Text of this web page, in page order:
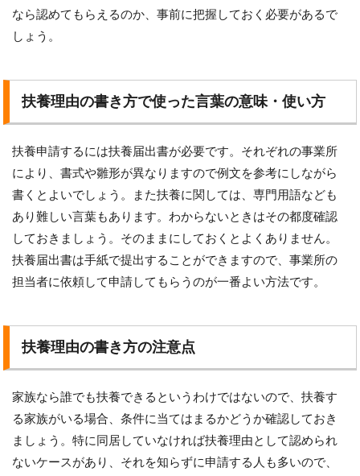
なら認めてもらえるのか、事前に把握しておく必要があるで
しょう。
扶養理由の書き方で使った言葉の意味・使い方
扶養申請するには扶養届出書が必要です。それぞれの事業所
により、書式や雛形が異なりますので例文を参考にしながら
書くとよいでしょう。また扶養に関しては、専門用語なども
あり難しい言葉もあります。わからないときはその都度確認
しておきましょう。そのままにしておくとよくありません。
扶養届出書は手紙で提出することができますので、事業所の
担当者に依頼して申請してもらうのが一番よい方法です。
扶養理由の書き方の注意点
家族なら誰でも扶養できるというわけではないので、扶養す
る家族がいる場合、条件に当てはまるかどうか確認しておき
ましょう。特に同居していなければ扶養理由として認められ
ないケースがあり、それを知らずに申請する人も多いので、